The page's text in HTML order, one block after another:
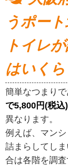
うポー
トイレ
はいく
簡単なつまり
で5,800円(税込)
異なります。
例えば、マン
詰まらしてし
合は各階を調査